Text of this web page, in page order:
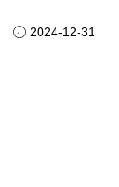
2024-12-31